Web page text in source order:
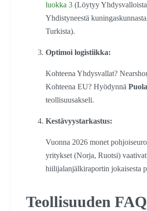
luokka 3 (Löytyy
Yhdistyneestä
Turkista).
Optimoi logistiikka:
Kohteena Yhdysvallat?
Kohteena EU? Hyödynnä
teollisuusakseli.
Kestävyystarkastus:
Vuonna 2026 monet
yritykset (Norja, Ruotsi) vaativat
hiilijalanjälkiraportin jokaisesta
Teollisuuden